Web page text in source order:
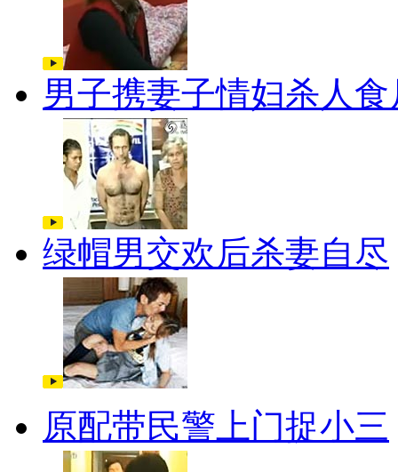
男子携妻子情妇杀人食
绿帽男交欢后杀妻自尽
原配带民警上门捉小三